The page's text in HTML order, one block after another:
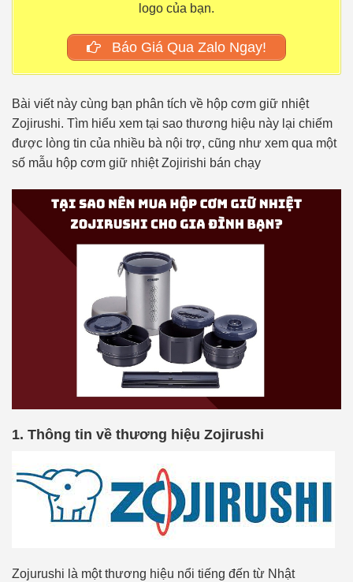
logo của bạn.
Báo Giá Qua Zalo Ngay!
Bài viết này cùng bạn phân tích về hộp cơm giữ nhiệt
Zojirushi. Tìm hiểu xem tại sao thương hiệu này lại chiếm
được lòng tin của nhiều bà nội trợ, cũng như xem qua một
số mẫu hộp cơm giữ nhiệt Zojirishi bán chạy
1. Thông tin về thương hiệu Zojirushi
Zojurushi là một thương hiệu nổi tiếng đến từ Nhật